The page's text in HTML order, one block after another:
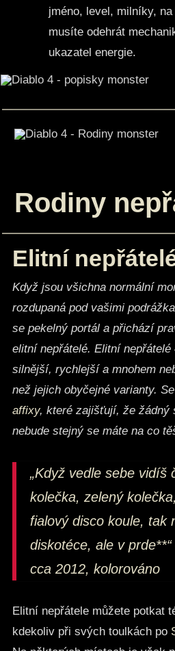
jméno, level, milníky,
musíte odehrát
ukazatel energie.
Rodiny
Elitní
Když jsou všichna normální
rozdupaná pod vašimi
se pekelný portál a přichází
elitní nepřátelé. Elitní nepřátelé
silnější, rychlejší a mnohem
než jejich obyčejné varianty. Se
affixy, které zajišťují, že žádný
nebude stejný se máte na co
„Když vedle sebe vidíš
kolečka, zelený
fialový disco koule, tak
diskotéce, ale v prde**“
cca 2012, kolorováno
Elitní nepřátele můžete potkat
kdekoliv při svých toulkách po